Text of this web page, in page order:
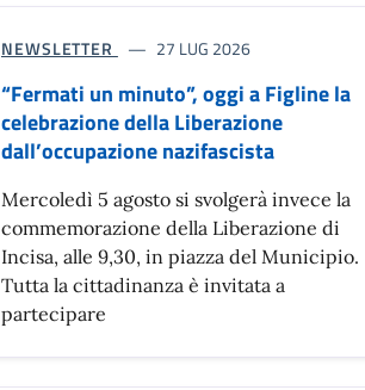
NEWSLETTER 27 LUG 2026
“Fermati un minuto”, oggi a Figline la
celebrazione della Liberazione
dall’occupazione nazifascista
Mercoledì 5 agosto si svolgerà invece la
commemorazione della Liberazione di
Incisa, alle 9,30, in piazza del Municipio.
Tutta la cittadinanza è invitata a
partecipare